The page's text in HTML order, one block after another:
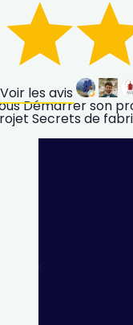
Voir les avis
Démarrer son
Secrets de